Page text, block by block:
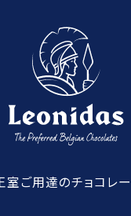
室ご用達のチョコレ